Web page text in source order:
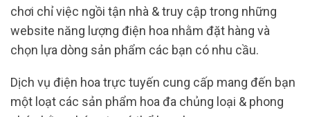
chơi chỉ việc ngồi tận nhà & truy cập trong những
website năng lượng điện hoa nhằm đặt hàng và
chọn lựa dòng sản phẩm các bạn có nhu cầu.
Dịch vụ điện hoa trực tuyến cung cấp mang đến bạn
một loạt các sản phẩm hoa đa chủng loại & phong